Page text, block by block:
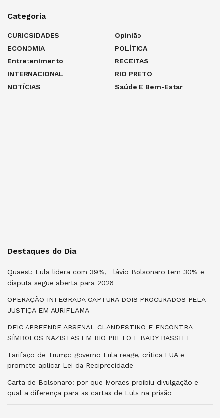
Categoria
CURIOSIDADES
ECONOMIA
Entretenimento
INTERNACIONAL
NOTÍCIAS
Opinião
POLÍTICA
RECEITAS
RIO PRETO
Saúde E Bem-Estar
Destaques do Dia
Quaest: Lula lidera com 39%, Flávio Bolsonaro tem 30% e
disputa segue aberta para 2026
OPERAÇÃO INTEGRADA CAPTURA DOIS PROCURADOS PELA
JUSTIÇA EM AURIFLAMA
DEIC APREENDE ARSENAL CLANDESTINO E ENCONTRA
SÍMBOLOS NAZISTAS EM RIO PRETO E BADY BASSITT
Tarifaço de Trump: governo Lula reage, critica EUA e
promete aplicar Lei da Reciprocidade
Carta de Bolsonaro: por que Moraes proibiu divulgação e
qual a diferença para as cartas de Lula na prisão